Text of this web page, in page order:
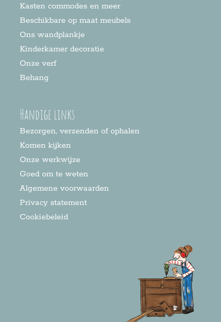
Kasten commodes en meer
Beschikbare op maat meubels
Ons wandplankje
Kinderkamer decoratie
Onze verf
Behang
Handige links
Bezorgen, verzenden of ophalen
Komen kijken
Onze werkwijze
Goed om te weten
Algemene voorwaarden
Privacy statement
Cookiebeleid